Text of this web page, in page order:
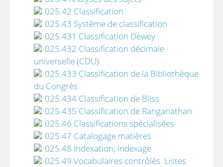
025.42 Classification
025.43 Système de classification
025.431 Classification Dewey
025.432 Classification décimale
universelle (CDU)
025.433 Classification de la Bibliothèque
du Congrès
025.434 Classification de Bliss
025.435 Classification de Ranganathan
025.46 Classifications spécialisées
025.47 Catalogage matières
025.48 Indexation, indexage
025.49 Vocabulaires contrôlés. Listes